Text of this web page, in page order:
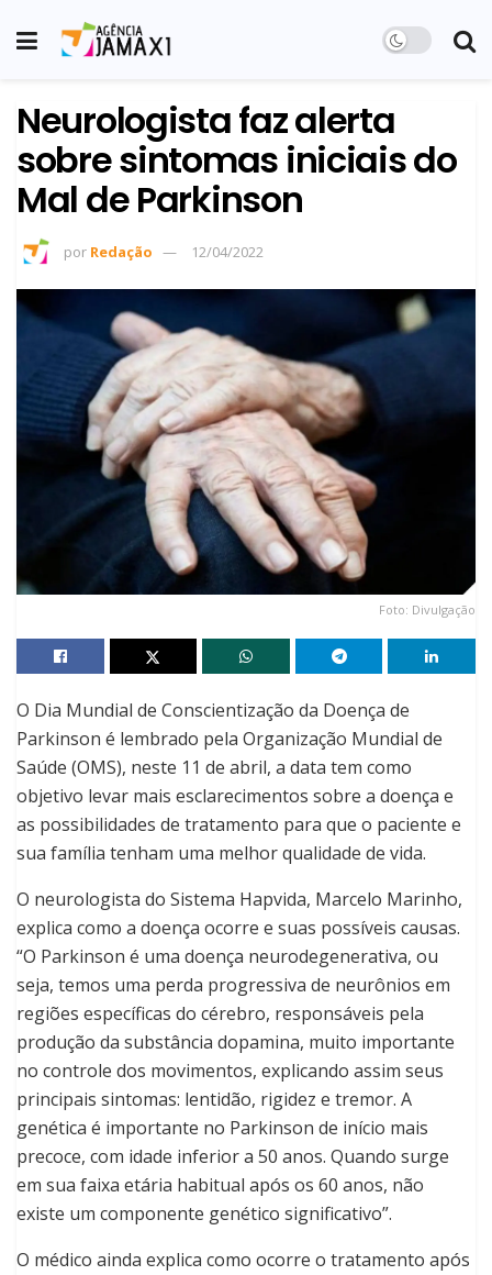
Neurologista faz alerta
sobre sintomas iniciais do
Mal de Parkinson
por Redação 12/04/2022
Foto: Divulgação
O Dia Mundial de Conscientização da Doença de
Parkinson é lembrado pela Organização Mundial de
Saúde (OMS), neste 11 de abril, a data tem como
objetivo levar mais esclarecimentos sobre a doença e
as possibilidades de tratamento para que o paciente e
sua família tenham uma melhor qualidade de vida.
O neurologista do Sistema Hapvida, Marcelo Marinho,
explica como a doença ocorre e suas possíveis causas.
“O Parkinson é uma doença neurodegenerativa, ou
seja, temos uma perda progressiva de neurônios em
regiões específicas do cérebro, responsáveis pela
produção da substância dopamina, muito importante
no controle dos movimentos, explicando assim seus
principais sintomas: lentidão, rigidez e tremor. A
genética é importante no Parkinson de início mais
precoce, com idade inferior a 50 anos. Quando surge
em sua faixa etária habitual após os 60 anos, não
existe um componente genético significativo”.
O médico ainda explica como ocorre o tratamento após